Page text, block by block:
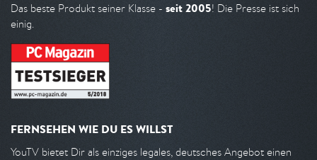
Das beste Produkt seiner Klasse - seit 2005! Die Presse ist sich
einig.
FERNSEHEN WIE DU ES WILLST
YouTV bietet Dir als einziges legales, deutsches Angebot einen